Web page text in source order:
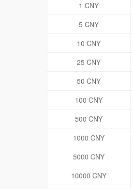
1 CNY
5 CNY
10 CNY
25 CNY
50 CNY
100 CNY
500 CNY
1000 CNY
5000 CNY
10000 CNY